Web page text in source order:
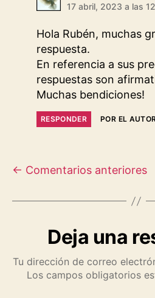
17 abril, 2023 a las
Hola Rubén, muchas
respuesta.
En referencia a sus
respuestas son
Muchas bendiciones!
RESPONDER POR EL
← Comentarios anteriores
Deja una
Tu dirección de correo
Los campos obligatorios